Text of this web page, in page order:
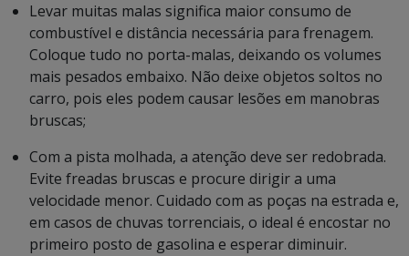
Levar muitas malas significa maior consumo de
combustível e distância necessária para frenagem.
Coloque tudo no porta-malas, deixando os volumes
mais pesados embaixo. Não deixe objetos soltos no
carro, pois eles podem causar lesões em manobras
bruscas;
Com a pista molhada, a atenção deve ser redobrada.
Evite freadas bruscas e procure dirigir a uma
velocidade menor. Cuidado com as poças na estrada e,
em casos de chuvas torrenciais, o ideal é encostar no
primeiro posto de gasolina e esperar diminuir.